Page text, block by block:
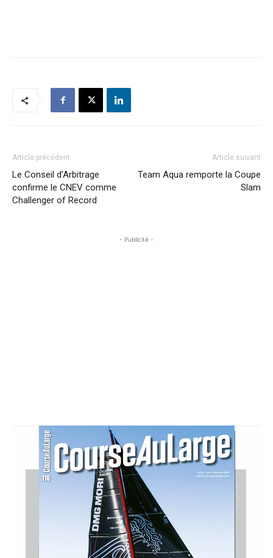
Article précédent
Le Conseil d’Arbitrage
confirme le CNEV comme
Challenger of Record
Article suivant
Team Aqua remporte la Coupe
Slam
- Publicité -